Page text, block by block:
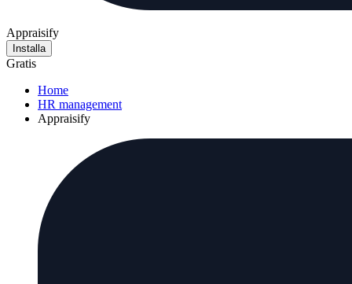
Appraisify
Installa
Gratis
Home
HR management
Appraisify